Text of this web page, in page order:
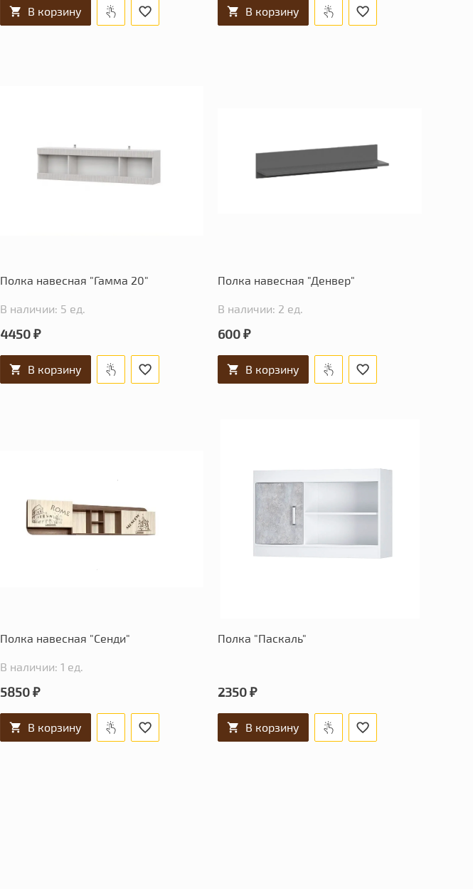
В корзину В корзину
Полка навесная "Гамма 20"
В наличии: 5 ед.
4450 ₽
В корзину
Полка навесная "Денвер"
В наличии: 2 ед.
600 ₽
В корзину
Полка навесная "Сенди"
В наличии: 1 ед.
5850 ₽
В корзину
Полка "Паскаль"
2350 ₽
В корзину